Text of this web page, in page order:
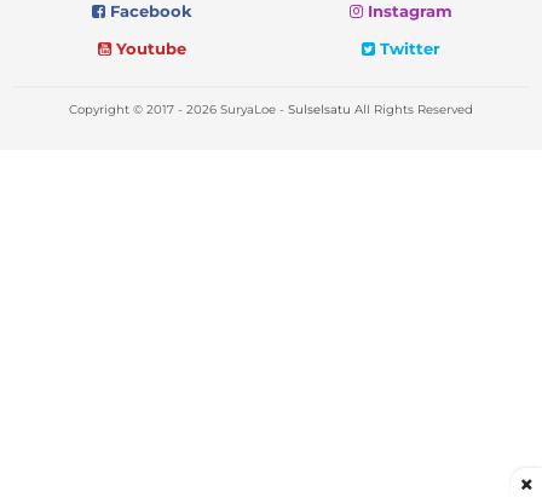
Facebook
Instagram
Youtube
Twitter
Copyright © 2017 - 2026 SuryaLoe - Sulselsatu All Rights Reserved
×